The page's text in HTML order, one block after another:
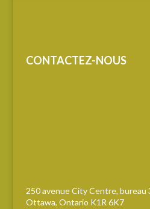
CONTACTEZ-NOUS
250 avenue City Centre, bureau
Ottawa, Ontario K1R 6K7